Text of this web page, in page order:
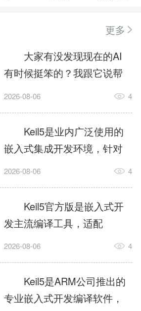
更多
大家有没发现现在的AI
有时候挺笨的？我跟它说帮
我订个明天早上的闹钟，它
这样？因为AI，就是个只会
耍嘴皮子的书呆子。它脑子
里有海量知识，但没有真正
激发出来实力。而
AgentSkill，就是给AI大脑装
上的一双机械手，它真的能
解决很多问题。1什么是
AgentSkillSkill指...
2026-08-06 4
Keil5是业内广泛使用的
嵌入式集成开发环境，针对
ARM、51内核单片机提供编
力，代码编译稳定，调试工
具成熟，大量开源项目基于
该平台开发。新项目需要单
独下载对应芯片支持包，新
手配置难度较高，正版商业
授权费用不菲，未授权版本
存在程序容量限制，适合硬
2026-08-06 4
Keil5官方版是嵌入式开
发主流编译工具，适配
STM32、51单片机等多款芯
在线调试、代码仿真，兼容
众多厂商芯片安装包。软件
需要手动添加器件库，初次
2026-08-06 4
Keil5是ARM公司推出的
专业嵌入式开发编译软件，